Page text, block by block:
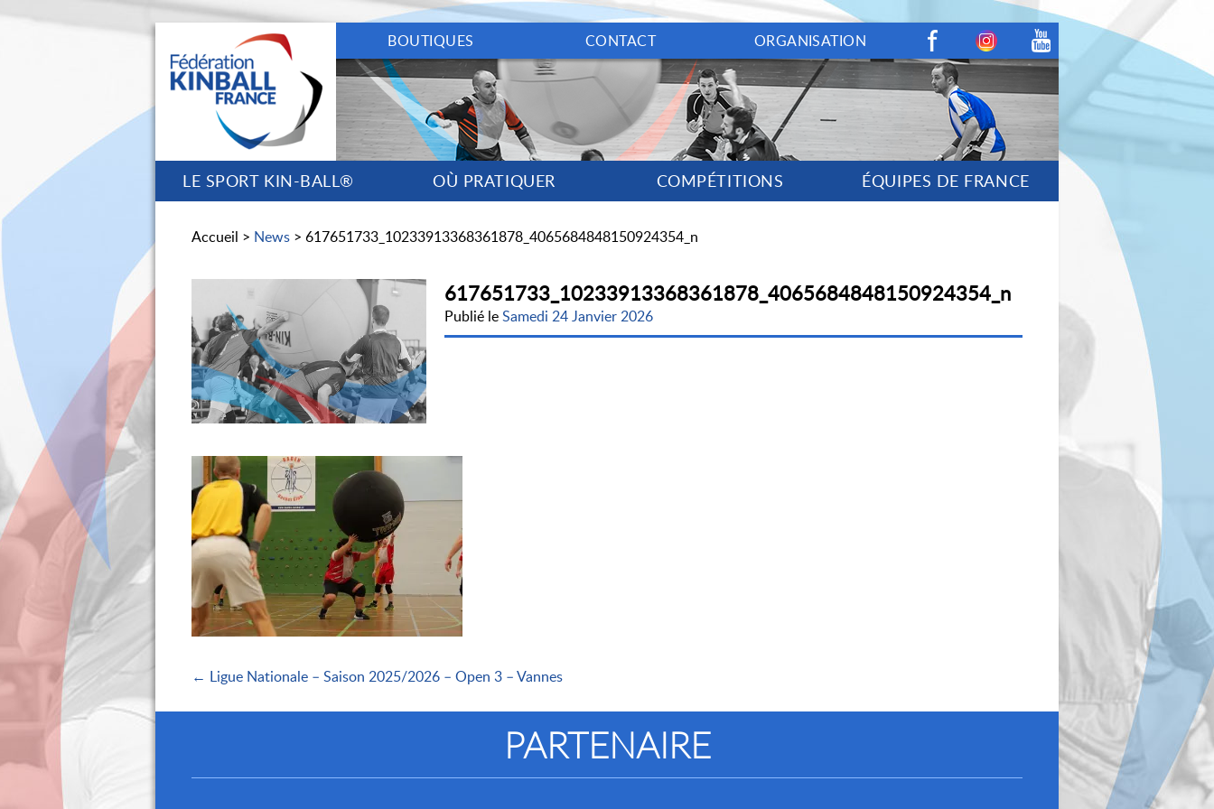
BOUTIQUES CONTACT ORGANISATION
LE SPORT KIN-BALL® OÙ PRATIQUER COMPÉTITIONS ÉQUIPES DE FRANCE
FacebookInstagramYoutube
Accueil > News > 617651733_10233913368361878_4065684848150924354_n
617651733_10233913368361878_4065684848150924354_n
Publié leSamedi 24 Janvier 2026
← Ligue Nationale – Saison 2025/2026 – Open 3 – Vannes
PARTENAIRE